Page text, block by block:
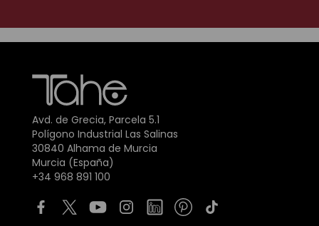
Avd. de Grecia, Parcela 5.1
Polígono Industrial Las Salinas
30840 Alhama de Murcia
Murcia (España)
+34 968 891 100